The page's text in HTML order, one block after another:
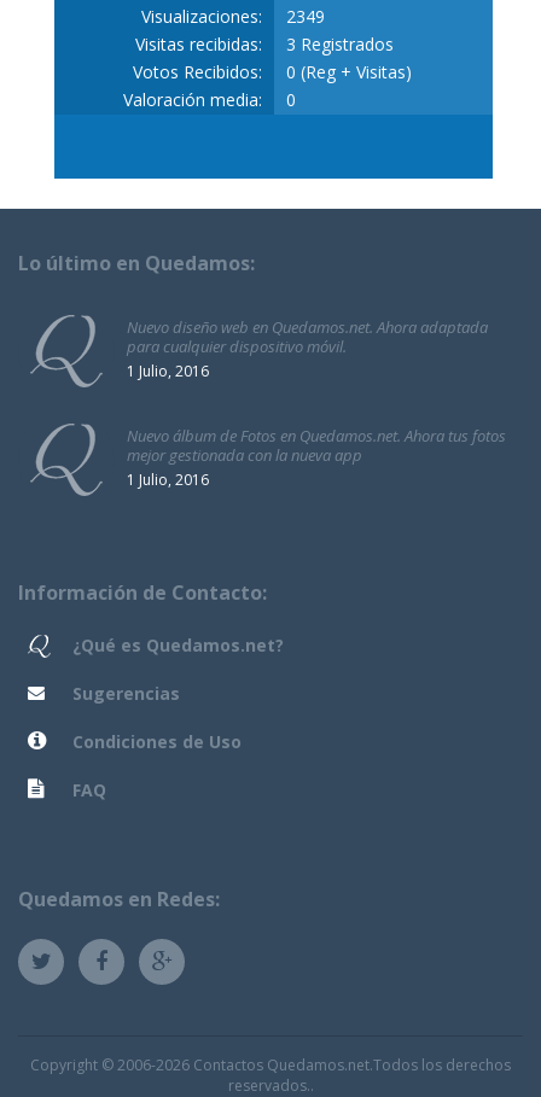
Visualizaciones:
2349
Visitas recibidas:
3 Registrados
Votos Recibidos:
0 (Reg + Visitas)
Valoración media:
0
Lo último en Quedamos:
Nuevo diseño web en Quedamos.net. Ahora adaptada
para cualquier dispositivo móvil.
1 Julio, 2016
Nuevo álbum de Fotos en Quedamos.net. Ahora tus fotos
mejor gestionada con la nueva app
1 Julio, 2016
Información de Contacto:
¿Qué es Quedamos.net?
Sugerencias
Condiciones de Uso
FAQ
Quedamos en Redes:
Copyright © 2006-2026 Contactos Quedamos.net.Todos los derechos
reservados..